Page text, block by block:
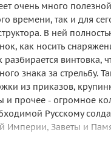
очень много
времени, так и для
В ней
как носить
разбирается винтовка,
знака за стрельбу.
из приказов,
и прочее - огромное
Русскому
Империи, Заветы и
и многое